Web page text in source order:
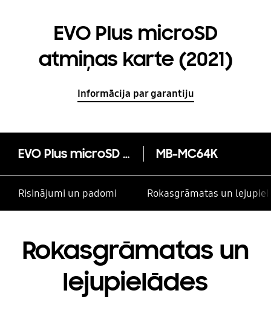
EVO Plus microSD
atmiņas karte (2021)
Informācija par garantiju
EVO Plus microSD atmiņas karte (2021) MB-MC64K
Risinājumi un padomi Rokasgrāmatas un
Rokasgrāmatas un
lejupielādes